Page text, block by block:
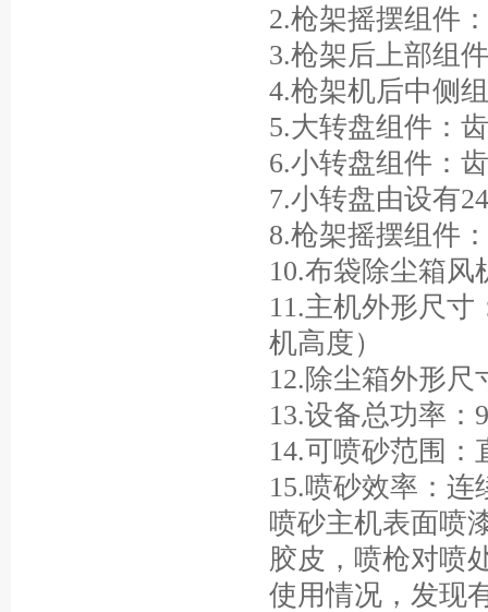
2.枪架摇摆组件
3.枪架后上部组
4.枪架机后中侧
5.大转盘组件：
6.小转盘组件：
7.小转盘由设有
8.枪架摇摆组件
10.布袋除尘箱风
11.主机外形尺寸
机高度）
12.除尘箱外形尺
13.设备总功率：
14.可喷砂范围：
15.喷砂效率：连
喷砂主机表面喷
胶皮，喷枪对喷
使用情况，发现